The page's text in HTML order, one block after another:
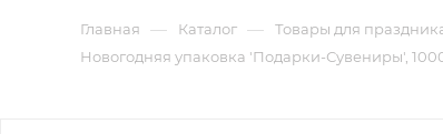
Главная — Каталог — Товары для
Новогодняя упаковка 'Подарки-Сувениры',